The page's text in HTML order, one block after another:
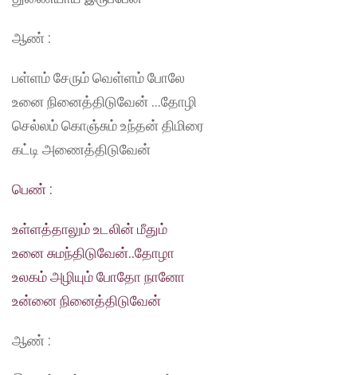
ஆண் :
பள்ளம் சேரும் வெள்ளம் போலே
உனை நினைத்திடுவேன் …தோழி
செல்லம் கொஞ்சும் உந்தன் திமிரை
கட்டி அணைத்திடுவேன்
பெண் :
உள்ளத்தாலும் உடலின் மீதும்
உனை சுமந்திடுவேன்..தோழா
உலகம் அழியும் போதோ நானோ
உன்னை நினைத்திடுவேன்
ஆண் :